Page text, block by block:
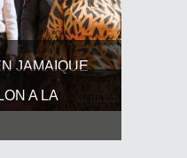
JAMAIQUE
A LA